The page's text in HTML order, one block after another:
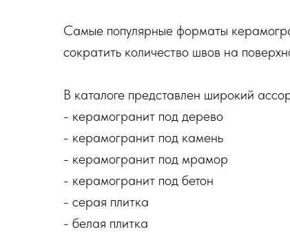
Самые популярные форматы
сократить количество швов на
В каталоге представлен широкий
- керамогранит под дерево
- керамогранит под камень
- керамогранит под мрамор
- керамогранит под бетон
- серая плитка
- белая плитка